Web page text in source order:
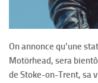
On annonce qu’une
Motörhead, sera
de Stoke-on-Trent, sa